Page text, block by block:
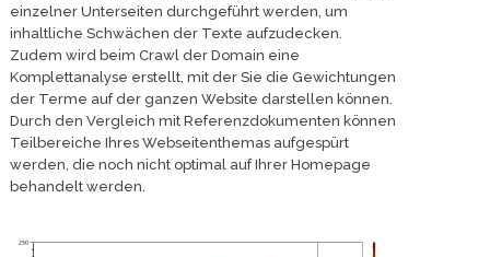
einzelner Unterseiten durchgeführt werden, um
inhaltliche Schwächen der Texte aufzudecken.
Zudem wird beim Crawl der Domain eine
Komplettanalyse erstellt, mit der Sie die Gewichtungen
der Terme auf der ganzen Website darstellen können.
Durch den Vergleich mit Referenzdokumenten können
Teilbereiche Ihres Webseitenthemas aufgespürt
werden, die noch nicht optimal auf Ihrer Homepage
behandelt werden.